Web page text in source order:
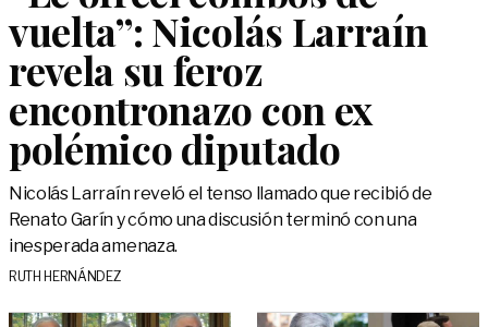
vuelta”: Nicolás Larraín
revela su feroz
encontronazo con ex
polémico diputado
Nicolás Larraín reveló el tenso llamado que recibió de
Renato Garín y cómo una discusión terminó con una
inesperada amenaza.
RUTH HERNÁNDEZ